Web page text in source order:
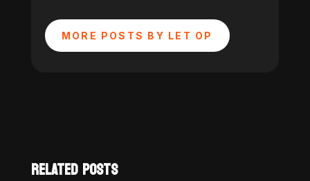
MORE POSTS BY LET OP
RELATED POSTS